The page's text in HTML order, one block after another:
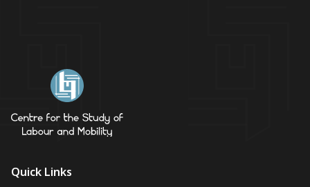
Quick Links